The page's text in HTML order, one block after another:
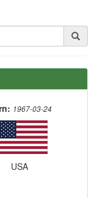
1967-03-24
USA